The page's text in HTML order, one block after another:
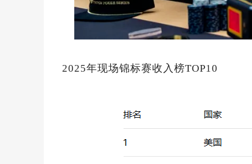
2025年现场锦标赛收入榜TOP10